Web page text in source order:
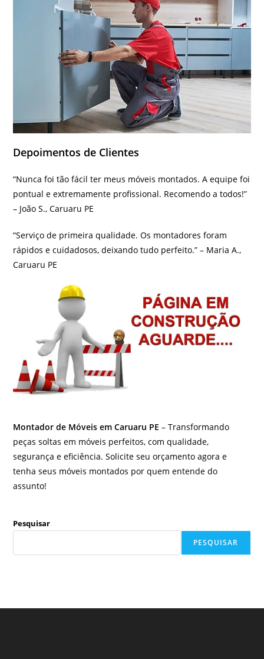
Depoimentos de Clientes
“Nunca foi tão fácil ter meus móveis montados. A equipe foi
pontual e extremamente profissional. Recomendo a todos!”
– João S., Caruaru PE
“Serviço de primeira qualidade. Os montadores foram
rápidos e cuidadosos, deixando tudo perfeito.” – Maria A.,
Caruaru PE
Montador de Móveis em Caruaru PE – Transformando
peças soltas em móveis perfeitos, com qualidade,
segurança e eficiência. Solicite seu orçamento agora e
tenha seus móveis montados por quem entende do
assunto!
Pesquisar
PESQUISAR